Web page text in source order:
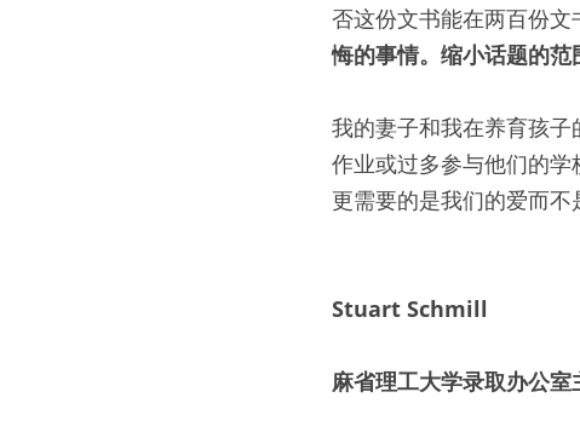
否这份文书能在两百份文
悔的事情。缩小话题的范
我的妻子和我在养育孩
作业或过多参与他们的
更需要的是我们的爱而不
Stuart Schmill
麻省理工大学录取办公室